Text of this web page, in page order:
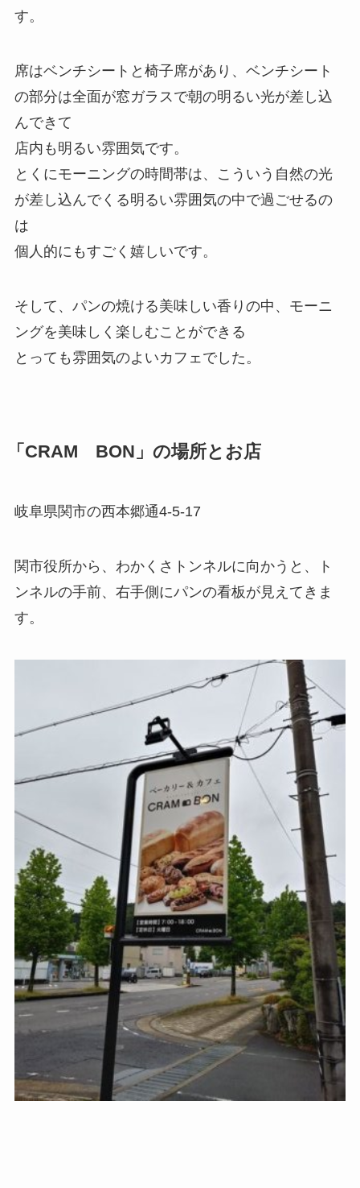
す。
席はベンチシートと椅子席があり、ベンチシート
の部分は全面が窓ガラスで朝の明るい光が差し込
んできて
店内も明るい雰囲気です。
とくにモーニングの時間帯は、こういう自然の光
が差し込んでくる明るい雰囲気の中で過ごせるの
は
個人的にもすごく嬉しいです。
そして、パンの焼ける美味しい香りの中、モーニ
ングを美味しく楽しむことができる
とっても雰囲気のよいカフェでした。
「CRAM BON」の場所とお店
岐阜県関市の西本郷通4-5-17
関市役所から、わかくさトンネルに向かうと、ト
ンネルの手前、右手側にパンの看板が見えてきま
す。